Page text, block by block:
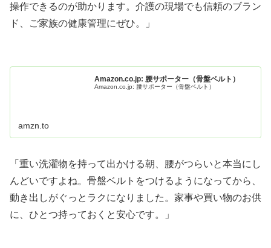
操作できるのが助かります。介護の現場でも信頼のブラン
ド、ご家族の健康管理にぜひ。」
Amazon.co.jp: 腰サポーター（骨盤ベルト）
Amazon.co.jp: 腰サポーター（骨盤ベルト）
amzn.to
「重い洗濯物を持って出かける朝、腰がつらいと本当にし
んどいですよね。骨盤ベルトをつけるようになってから、
動き出しがぐっとラクになりました。家事や買い物のお供
に、ひとつ持っておくと安心です。」